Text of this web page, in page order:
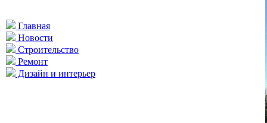
Главная
Новости
Строительство
Ремонт
Дизайн и интерьер